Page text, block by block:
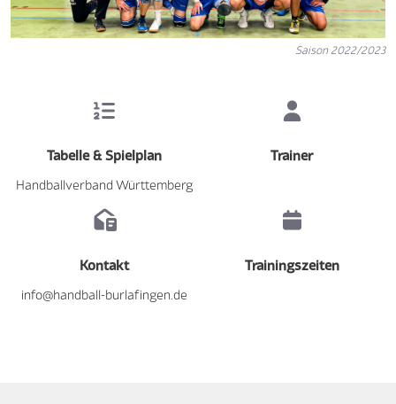
Saison 2022/2023
Tabelle & Spielplan
Handballverband Württemberg
Trainer
Kontakt
info@handball-burlafingen.de
Trainingszeiten